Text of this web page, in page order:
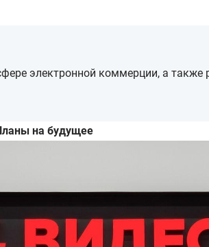
электронной коммерции, а также
на будущее